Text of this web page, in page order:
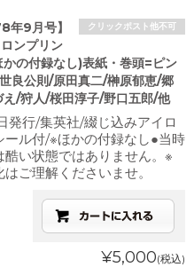
クリックポスト他不可
年9月号】
ンプリン
かの付録なし)表紙・巻頭=ピン
良公則/原田真二/榊原郁恵/郷
/狩人/桜田淳子/野口五郎/他
発行/集英社/綴じ込みアイロ
ール付/※ほかの付録なし●当時
酷い状態ではありません。※
ご理解くださいませ。
¥5,000(税込)